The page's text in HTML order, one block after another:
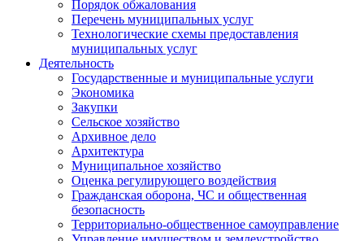
Порядок обжалования
Перечень муниципальных услуг
Технологические схемы предоставления
муниципальных услуг
Деятельность
Государственные и муниципальные услуги
Экономика
Закупки
Сельское хозяйство
Архивное дело
Архитектура
Муниципальное хозяйство
Оценка регулирующего воздействия
Гражданская оборона, ЧС и общественная
безопасность
Территориально-общественное самоуправление